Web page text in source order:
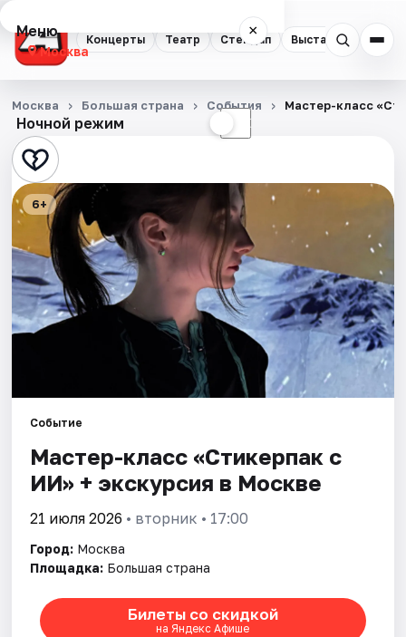
Концерты Театр Стендап Выставки
Меню ×
Москва
Концерты
Театр
Стендап
Выставки
Квесты
Экскурсии
Города
Площадки
Рейтинги
Ночной режим ☾
Москва Большая страна События Мастер-класс
6+
Событие
Мастер-класс «Стикерпак с
ИИ» + экскурсия в Москве
21 июля 2026 • вторник • 17:00
Город: Москва
Площадка: Большая страна
Билеты со скидкой
на Яндекс Афише